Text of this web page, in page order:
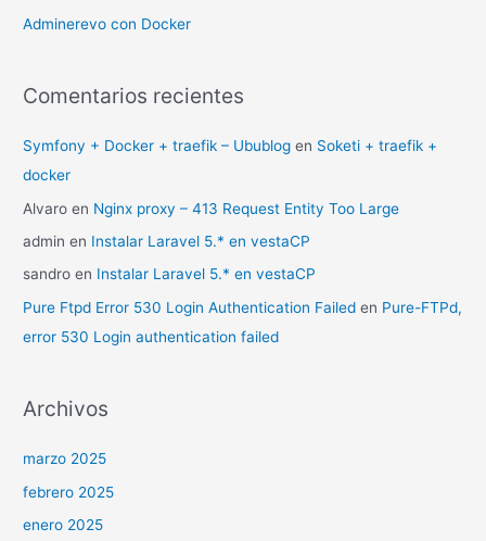
Adminerevo con Docker
Comentarios recientes
Symfony + Docker + traefik – Ubublog en Soketi + traefik +
docker
Alvaro en Nginx proxy – 413 Request Entity Too Large
admin en Instalar Laravel 5.* en vestaCP
sandro en Instalar Laravel 5.* en vestaCP
Pure Ftpd Error 530 Login Authentication Failed en Pure-FTPd,
error 530 Login authentication failed
Archivos
marzo 2025
febrero 2025
enero 2025